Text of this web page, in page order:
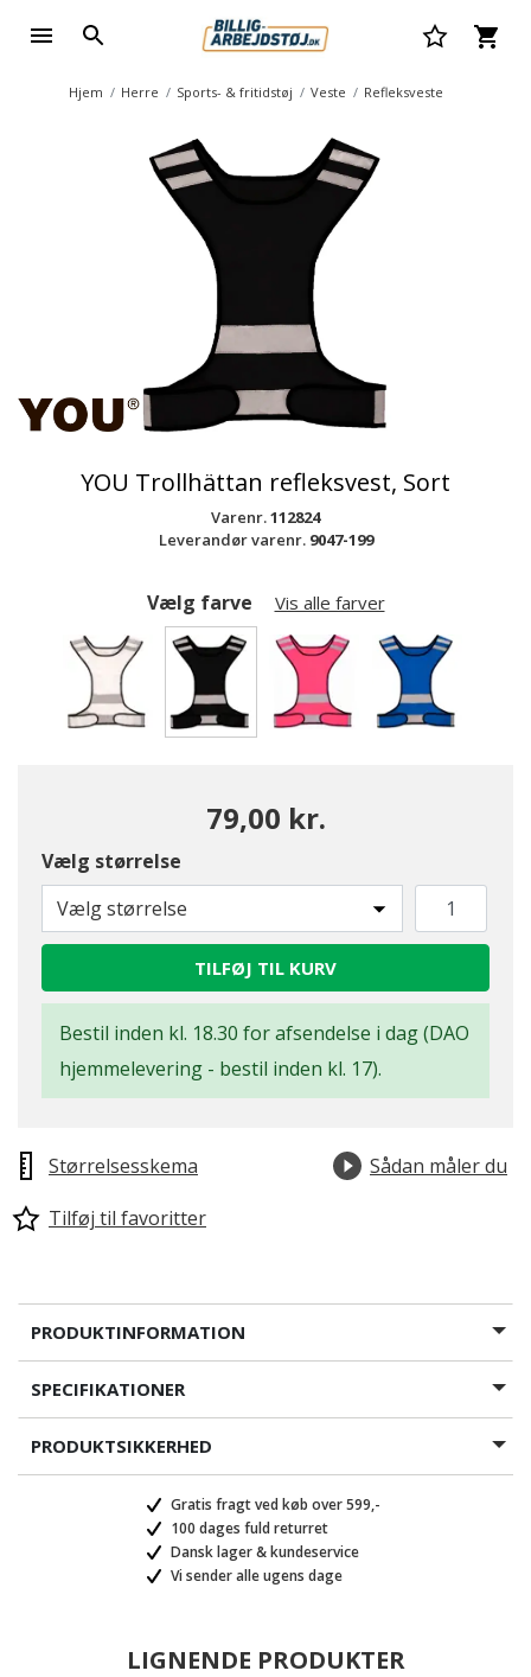
Hjem Herre Sports- & fritidstøj Veste Refleksveste
YOU Trollhättan refleksvest, Sort
Varenr.112824
Leverandør varenr. 9047-199
Vælg farve Vis alle farver
79,00 kr.
Vælg størrelse
Vælg størrelse
TILFØJ TIL KURV
Bestil inden kl. 18.30 for afsendelse i dag (DAO
hjemmelevering - bestil inden kl. 17).
Størrelsesskema
Sådan måler du
Tilføj til favoritter
PRODUKTINFORMATION
SPECIFIKATIONER
PRODUKTSIKKERHED
Gratis fragt ved køb over 599,-
100 dages fuld returret
Dansk lager & kundeservice
Vi sender alle ugens dage
LIGNENDE PRODUKTER